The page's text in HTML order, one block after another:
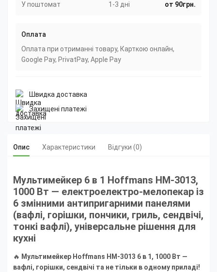
У поштомат
1-3 дні от 90грн.
Оплата
Оплата при отриманні товару, Карткою онлайн,
Google Pay, PrivatPay, Apple Pay
Швидка доставка
Захищені платежі
Опис Характеристики Відгуки (0)
Мультимейкер 6 в 1 Hoffmans HM-3013,
1000 Вт — електроелектро-мелопекар із
6 змінними антипригарними панелями
(вафлі, горішки, пончики, гриль, сендвічі,
тонкі вафлі), універсальне рішення для
кухні
🔥 Мультимейкер Hoffmans HM-3013 6 в 1, 1000 Вт —
вафлі, горішки, сендвічі та не тільки в одному приладі!